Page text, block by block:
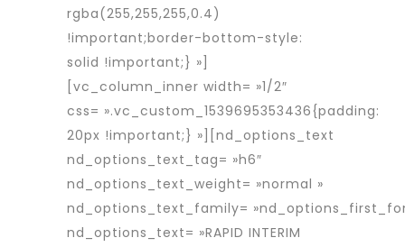
rgba(255,255,255,0.4)
!important;border-bottom-style:
solid !important;} »]
[vc_column_inner width= »1/2″
css= ».vc_custom_1539695353436{padding:
20px !important;} »][nd_options_text
nd_options_text_tag= »h6″
nd_options_text_weight= »normal »
nd_options_text_family=
nd_options_text= »RAPID INTERIM